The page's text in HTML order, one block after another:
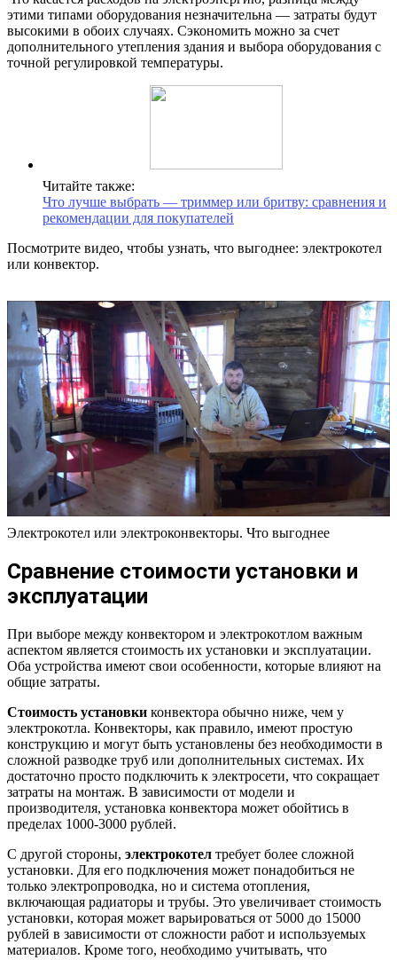
этими типами оборудования незначительна — затраты будут
высокими в обоих случаях. Сэкономить можно за счет
дополнительного утепления здания и выбора оборудования с
точной регулировкой температуры.
Читайте также:
Что лучше выбрать — триммер или бритву: сравнения и
рекомендации для покупателей
Посмотрите видео, чтобы узнать, что выгоднее: электрокотел
или конвектор.
Электрокотел или электроконвекторы. Что выгоднее
Сравнение стоимости установки и
эксплуатации
При выборе между конвектором и электрокотлом важным
аспектом является стоимость их установки и эксплуатации.
Оба устройства имеют свои особенности, которые влияют на
общие затраты.
Стоимость установки конвектора обычно ниже, чем у
электрокотла. Конвекторы, как правило, имеют простую
конструкцию и могут быть установлены без необходимости в
сложной разводке труб или дополнительных системах. Их
достаточно просто подключить к электросети, что сокращает
затраты на монтаж. В зависимости от модели и
производителя, установка конвектора может обойтись в
пределах 1000-3000 рублей.
С другой стороны, электрокотел требует более сложной
установки. Для его подключения может понадобиться не
только электропроводка, но и система отопления,
включающая радиаторы и трубы. Это увеличивает стоимость
установки, которая может варьироваться от 5000 до 15000
рублей в зависимости от сложности работ и используемых
материалов. Кроме того, необходимо учитывать, что